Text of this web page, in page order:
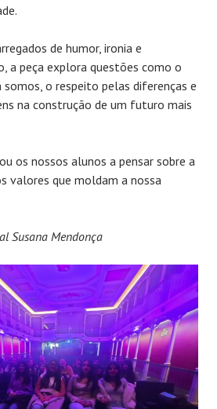
de humor, ironia e
a peça explora questões como o
o respeito pelas diferenças e
na construção de um futuro mais
os nossos alunos a pensar sobre a
valores que moldam a nossa
Susana Mendonça